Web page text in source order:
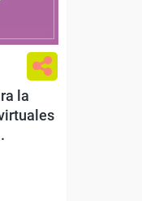
la